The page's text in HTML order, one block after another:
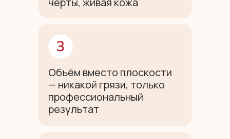
Объём вместо плоскости
— никакой грязи, только
профессиональный
результат